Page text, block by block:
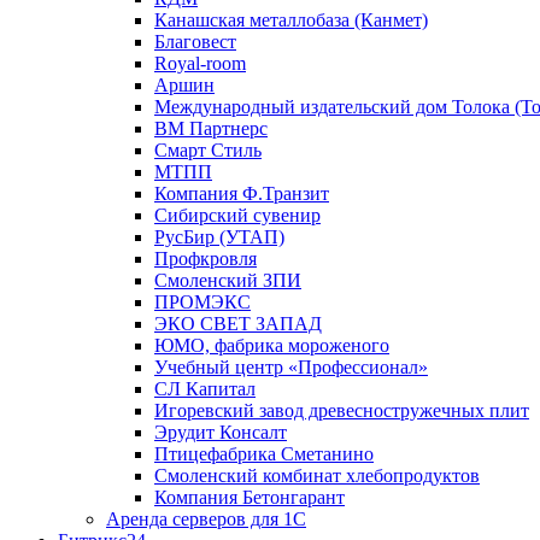
Канашская металлобаза (Канмет)
Благовест
Royal-room
Аршин
Международный издательский дом Толока
ВМ Партнерс
Смарт Стиль
МТПП
Компания Ф.Транзит
Сибирский сувенир
РусБир (УТАП)
Профкровля
Смоленский ЗПИ
ПРОМЭКС
ЭКО СВЕТ ЗАПАД
ЮМО, фабрика мороженого
Учебный центр «Профессионал»
СЛ Капитал
Игоревский завод древесностружечных плит
Эрудит Консалт
Птицефабрика Сметанино
Смоленский комбинат хлебопродуктов
Компания Бетонгарант
Аренда серверов для 1С